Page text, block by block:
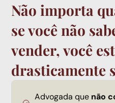
Não importa
se você não
vender, você
drasticamente
Advogada que não